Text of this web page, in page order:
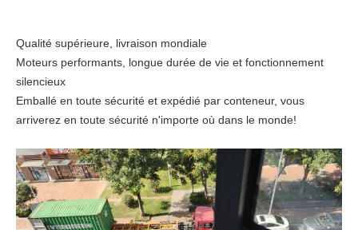
Qualité supérieure, livraison mondiale
Moteurs performants, longue durée de vie et fonctionnement
silencieux
Emballé en toute sécurité et expédié par conteneur, vous
arriverez en toute sécurité n'importe où dans le monde!